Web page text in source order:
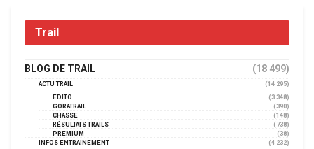
Trail
BLOG DE TRAIL (18 499)
ACTU TRAIL
(14 295)
EDITO
(3 348)
GORATRAIL
(390)
CHASSE
(148)
RÉSULTATS TRAILS
(738)
PREMIUM
(38)
INFOS ENTRAINEMENT
(4 232)